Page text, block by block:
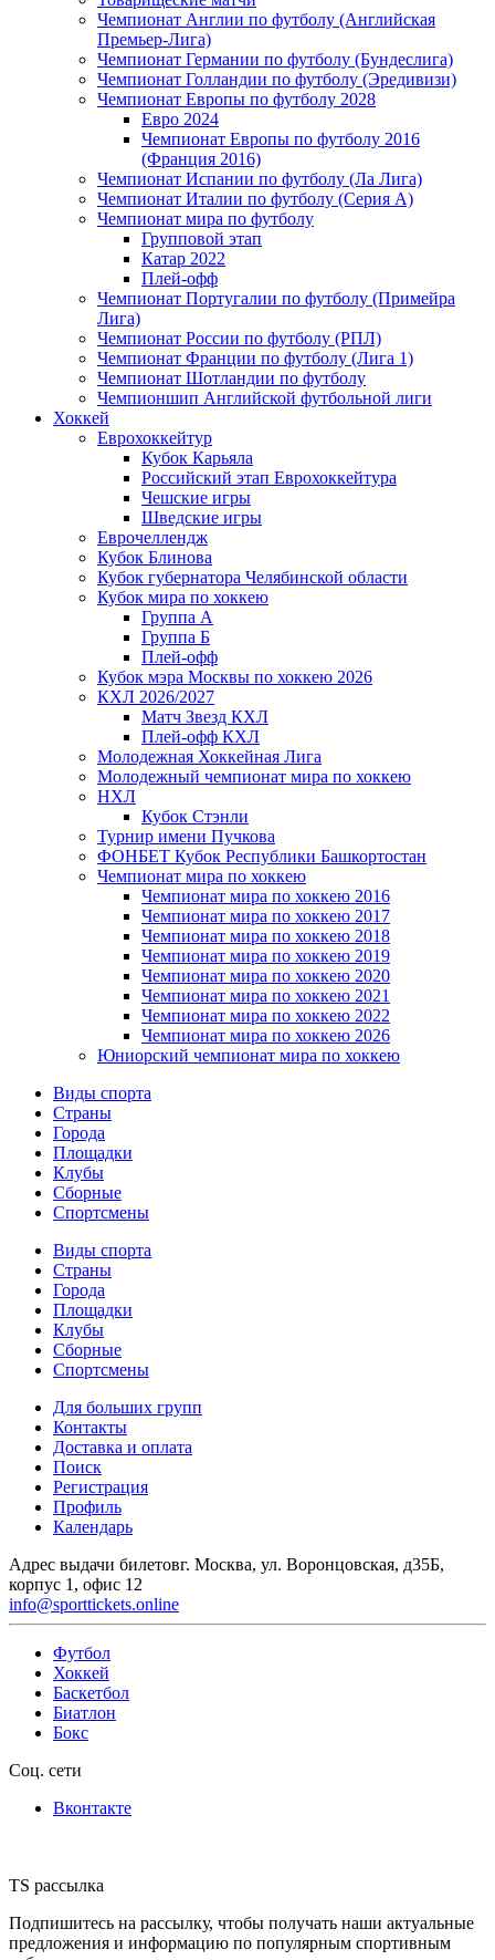
Чемпионат Англии по футболу (Английская
Премьер-Лига)
Чемпионат Германии по футболу (Бундеслига)
Чемпионат Голландии по футболу (Эредивизи)
Чемпионат Европы по футболу 2028
Евро 2024
Чемпионат Европы по футболу 2016
(Франция 2016)
Чемпионат Испании по футболу (Ла Лига)
Чемпионат Италии по футболу (Серия А)
Чемпионат мира по футболу
Групповой этап
Катар 2022
Плей-офф
Чемпионат Португалии по футболу (Примейра
Лига)
Чемпионат России по футболу (РПЛ)
Чемпионат Франции по футболу (Лига 1)
Чемпионат Шотландии по футболу
Чемпионшип Английской футбольной лиги
Хоккей
Еврохоккейтур
Кубок Карьяла
Российский этап Еврохоккейтура
Чешские игры
Шведские игры
Еврочеллендж
Кубок Блинова
Кубок губернатора Челябинской области
Кубок мира по хоккею
Группа А
Группа Б
Плей-офф
Кубок мэра Москвы по хоккею 2026
КХЛ 2026/2027
Матч Звезд КХЛ
Плей-офф КХЛ
Молодежная Хоккейная Лига
Молодежный чемпионат мира по хоккею
НХЛ
Кубок Стэнли
Турнир имени Пучкова
ФОНБЕТ Кубок Республики Башкортостан
Чемпионат мира по хоккею
Чемпионат мира по хоккею 2016
Чемпионат мира по хоккею 2017
Чемпионат мира по хоккею 2018
Чемпионат мира по хоккею 2019
Чемпионат мира по хоккею 2020
Чемпионат мира по хоккею 2021
Чемпионат мира по хоккею 2022
Чемпионат мира по хоккею 2026
Юниорский чемпионат мира по хоккею
Виды спорта
Страны
Города
Площадки
Клубы
Сборные
Спортсмены
Виды спорта
Страны
Города
Площадки
Клубы
Сборные
Спортсмены
Для больших групп
Контакты
Доставка и оплата
Поиск
Регистрация
Профиль
Календарь
Адрес выдачи билетовг. Москва, ул. Воронцовская, д35Б,
корпус 1, офис 12
info@sporttickets.online
Футбол
Хоккей
Баскетбол
Биатлон
Бокс
Соц. сети
Вконтакте
TS рассылка
Подпишитесь на рассылку, чтобы получать наши актуальные
предложения и информацию по популярным спортивным